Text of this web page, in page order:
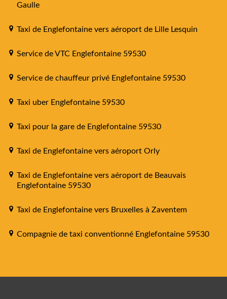
Gaulle
Taxi de Englefontaine vers aéroport de Lille Lesquin
Service de VTC Englefontaine 59530
Service de chauffeur privé Englefontaine 59530
Taxi uber Englefontaine 59530
Taxi pour la gare de Englefontaine 59530
Taxi de Englefontaine vers aéroport Orly
Taxi de Englefontaine vers aéroport de Beauvais
Englefontaine 59530
Taxi de Englefontaine vers Bruxelles à Zaventem
Compagnie de taxi conventionné Englefontaine 59530